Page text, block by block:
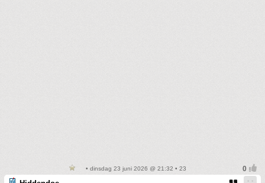
• dinsdag 23 juni 2026 @ 21:32 • 23